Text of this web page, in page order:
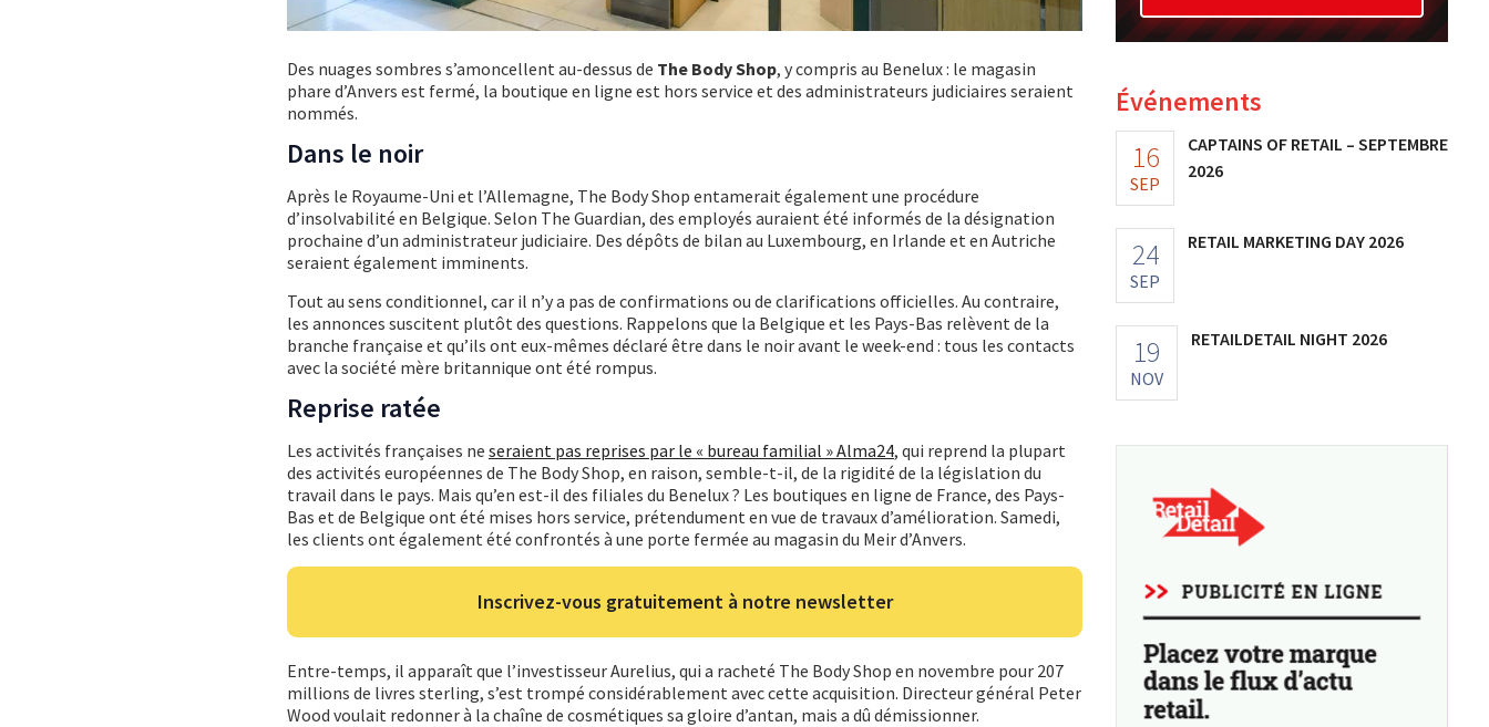
Des nuages sombres s’amoncellent au-dessus de The Body Shop, y compris au Benelux : le magasin
phare d’Anvers est fermé, la boutique en ligne est hors service et des administrateurs judiciaires seraient
nommés.
Dans le noir
Après le Royaume-Uni et l’Allemagne, The Body Shop entamerait également une procédure
d’insolvabilité en Belgique. Selon The Guardian, des employés auraient été informés de la désignation
prochaine d’un administrateur judiciaire. Des dépôts de bilan au Luxembourg, en Irlande et en Autriche
seraient également imminents.
Tout au sens conditionnel, car il n’y a pas de confirmations ou de clarifications officielles. Au contraire,
les annonces suscitent plutôt des questions. Rappelons que la Belgique et les Pays-Bas relèvent de la
branche française et qu’ils ont eux-mêmes déclaré être dans le noir avant le week-end : tous les contacts
avec la société mère britannique ont été rompus.
Reprise ratée
Les activités françaises ne seraient pas reprises par le « bureau familial » Alma24, qui reprend la plupart
des activités européennes de The Body Shop, en raison, semble-t-il, de la rigidité de la législation du
travail dans le pays. Mais qu’en est-il des filiales du Benelux ? Les boutiques en ligne de France, des Pays-
Bas et de Belgique ont été mises hors service, prétendument en vue de travaux d’amélioration. Samedi,
les clients ont également été confrontés à une porte fermée au magasin du Meir d’Anvers.
Inscrivez-vous gratuitement à notre newsletter
Entre-temps, il apparaît que l’investisseur Aurelius, qui a racheté The Body Shop en novembre pour 207
millions de livres sterling, s’est trompé considérablement avec cette acquisition. Directeur général Peter
Wood voulait redonner à la chaîne de cosmétiques sa gloire d’antan, mais a dû démissionner.
Événements
16
SEP
CAPTAINS OF RETAIL – SEPTEMBRE
2026
24
SEP
RETAIL MARKETING DAY 2026
19
NOV
RETAILDETAIL NIGHT 2026